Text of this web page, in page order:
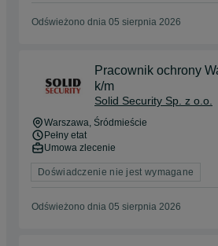
Odświeżono dnia 05 sierpnia 2026
Pracownik ochrony
k/m
Solid Security Sp. z o.o.
Warszawa, Śródmieście
Pełny etat
Umowa zlecenie
Doświadczenie nie jest wymagane
Odświeżono dnia 05 sierpnia 2026